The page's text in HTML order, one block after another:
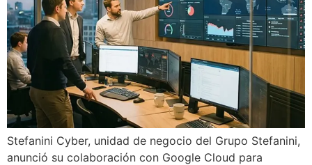
Stefanini Cyber, unidad de negocio del Grupo Stefanini,
anunció su colaboración con Google Cloud para